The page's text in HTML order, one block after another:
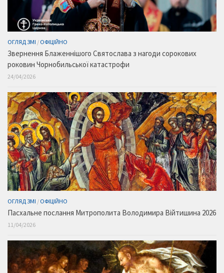
ОГЛЯД ЗМІ / ОФІЦІЙНО
Звернення Блаженнішого Святослава з нагоди сорокових
роковин Чорнобильської катастрофи
24/04/2026
ОГЛЯД ЗМІ / ОФІЦІЙНО
Пасхальне послання Митрополита Володимира Війтишина 2026
11/04/2026